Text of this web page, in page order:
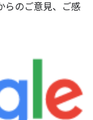
らのご意見、ご感